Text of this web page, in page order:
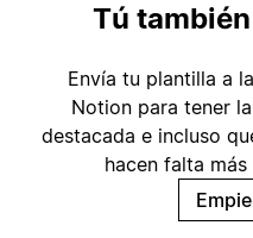
Tú
Envía tu plantilla a
Notion para tener
destacada e incluso
hacen falta